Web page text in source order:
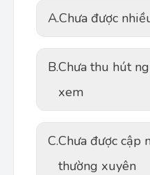
A.Chưa được
B.Chưa thu hút
xem
C.Chưa được cập
thường xuyên